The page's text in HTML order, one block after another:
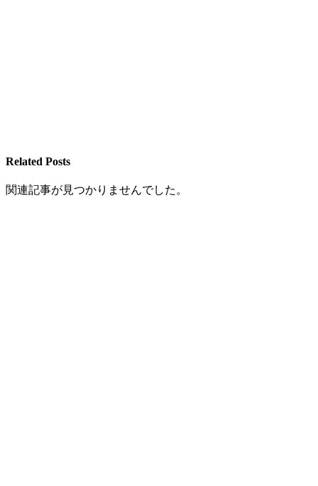
Related Posts
関連記事が見つかりませんでした。